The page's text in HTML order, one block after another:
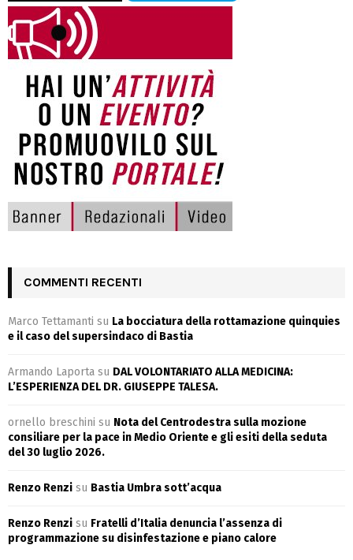
COMMENTI RECENTI
Marco Tettamanti su La bocciatura della rottamazione quinquies
e il caso del supersindaco di Bastia
Armando Laporta su DAL VOLONTARIATO ALLA MEDICINA:
L’ESPERIENZA DEL DR. GIUSEPPE TALESA.
ornello breschini su Nota del Centrodestra sulla mozione
consiliare per la pace in Medio Oriente e gli esiti della seduta
del 30 luglio 2026.
Renzo Renzi su Bastia Umbra sott’acqua
Renzo Renzi su Fratelli d’Italia denuncia l’assenza di
programmazione su disinfestazione e piano calore